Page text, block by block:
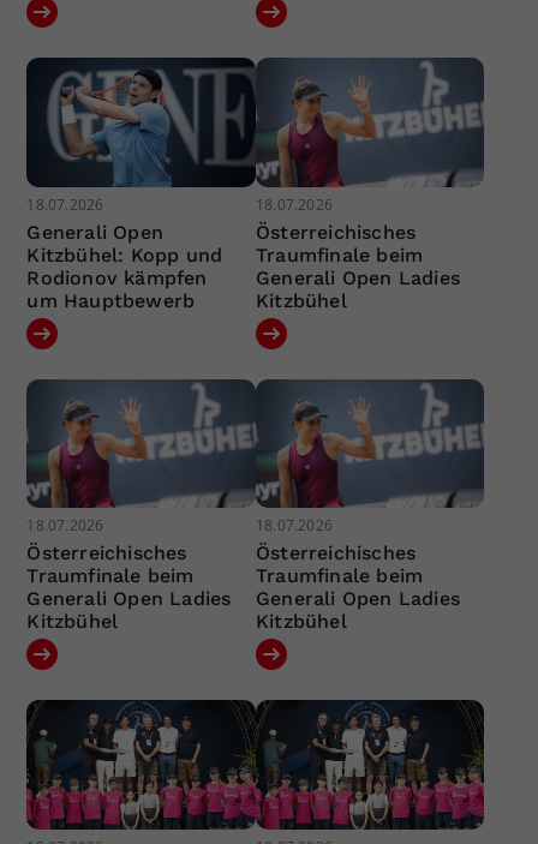
18.07.2026
Generali Open
Kitzbühel: Kopp und
Rodionov kämpfen
um Hauptbewerb
18.07.2026
Österreichisches
Traumfinale beim
Generali Open Ladies
Kitzbühel
18.07.2026
Österreichisches
Traumfinale beim
Generali Open Ladies
Kitzbühel
18.07.2026
Österreichisches
Traumfinale beim
Generali Open Ladies
Kitzbühel